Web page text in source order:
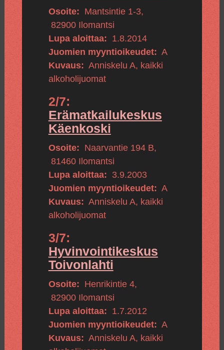
Osoite: Mantsintie 1-3,
82900 Ilomantsi
Lupa aloittaa: 1.8.2014
Juomien myyntioikeudet: A
Kuvaus: Anniskelu A, kaikki
alkoholijuomat
2/7:
Erämatkailukeskus
Käenkoski
Osoite: Naarvantie 194 B,
81460 Ilomantsi
Lupa aloittaa: 3.9.2003
Juomien myyntioikeudet: A
Kuvaus: Anniskelu A, kaikki
alkoholijuomat
3/7:
Hyvinvointikeskus
Toivonlahti
Osoite: Henrikintie 4,
82900 Ilomantsi
Lupa aloittaa: 1.7.2012
Juomien myyntioikeudet: A
Kuvaus: Anniskelu A, kaikki